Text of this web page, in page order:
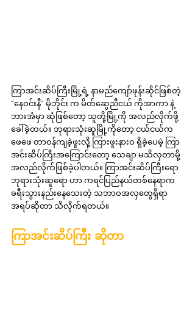
ကြာအင်းဆိပ်ကြီးမြို့ရဲ့ နာမည်ကျော်ဖုန်းဆိုင်ဖြစ်တဲ့
“နေဝင်းနီ” မိုဘိုင်း က မိတ်ဆွေညီငယ် ကိုအာကာ နဲ့
ဘားအံမှာ ဆုံဖြစ်တော့ သူတို့မြို့ကို အလည်လိုက်ဖို့
ခေါ်ခဲ့တယ်။ ဘုရားသုံးဆူမြို့ကိုတော့ ငယ်ငယ်က
ဖေဖေ တာဝန်ကျခဲ့ဖူးလို့ ကြားဖူးနားဝ ရှိခဲ့ပေမဲ့ ကြာ
အင်းဆိပ်ကြီးအကြောင်းတော့ သေချာ မသိလှတာမို့
အလည်လိုက်ဖြစ်ခဲ့ပါတယ်။ ကြာအင်းဆိပ်ကြီးရော
ဘုရားသုံးဆူရော ဟာ ကရင်ပြည်နယ်တစ်နေရာက
ခရီးသွားနည်းနေသေးတဲ့ သဘာဝအလှတွေရှိရာ
အရပ်ဆိုတာ သိလိုက်ရတယ်။
ကြာအင်းဆိပ်ကြီး ဆိုတာ